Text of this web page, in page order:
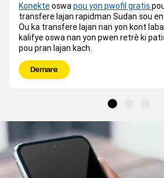
Konekteoswapou yon pwofil gratis
transfere lajan rapidman Sudan sou
Ou ka transfere lajan nan yon kont
kalifye oswa nan yon pwen retrè ki
pou pran lajan kach.
Demare